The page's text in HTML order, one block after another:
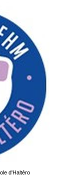
d'Haltéro